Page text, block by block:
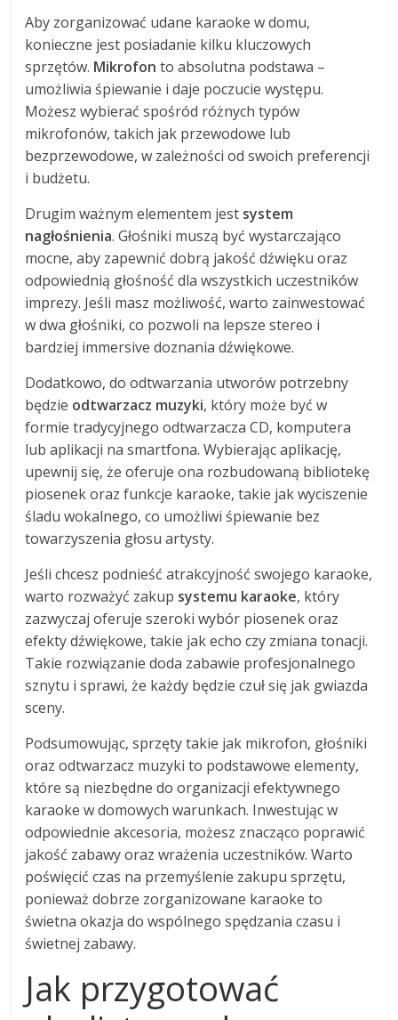
Aby zorganizować udane karaoke w domu,
konieczne jest posiadanie kilku kluczowych
sprzętów. Mikrofon to absolutna podstawa –
umożliwia śpiewanie i daje poczucie występu.
Możesz wybierać spośród różnych typów
mikrofonów, takich jak przewodowe lub
bezprzewodowe, w zależności od swoich preferencji
i budżetu.
Drugim ważnym elementem jest system
nagłośnienia. Głośniki muszą być wystarczająco
mocne, aby zapewnić dobrą jakość dźwięku oraz
odpowiednią głośność dla wszystkich uczestników
imprezy. Jeśli masz możliwość, warto zainwestować
w dwa głośniki, co pozwoli na lepsze stereo i
bardziej immersive doznania dźwiękowe.
Dodatkowo, do odtwarzania utworów potrzebny
będzie odtwarzacz muzyki, który może być w
formie tradycyjnego odtwarzacza CD, komputera
lub aplikacji na smartfona. Wybierając aplikację,
upewnij się, że oferuje ona rozbudowaną bibliotekę
piosenek oraz funkcje karaoke, takie jak wyciszenie
śladu wokalnego, co umożliwi śpiewanie bez
towarzyszenia głosu artysty.
Jeśli chcesz podnieść atrakcyjność swojego karaoke,
warto rozważyć zakup systemu karaoke, który
zazwyczaj oferuje szeroki wybór piosenek oraz
efekty dźwiękowe, takie jak echo czy zmiana tonacji.
Takie rozwiązanie doda zabawie profesjonalnego
sznytu i sprawi, że każdy będzie czuł się jak gwiazda
sceny.
Podsumowując, sprzęty takie jak mikrofon, głośniki
oraz odtwarzacz muzyki to podstawowe elementy,
które są niezbędne do organizacji efektywnego
karaoke w domowych warunkach. Inwestując w
odpowiednie akcesoria, możesz znacząco poprawić
jakość zabawy oraz wrażenia uczestników. Warto
poświęcić czas na przemyślenie zakupu sprzętu,
ponieważ dobrze zorganizowane karaoke to
świetna okazja do wspólnego spędzania czasu i
świetnej zabawy.
Jak przygotować